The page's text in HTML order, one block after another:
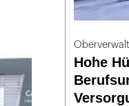
Hohe